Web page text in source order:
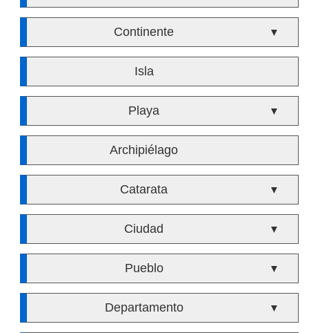
Continente ▼
Isla
Playa ▼
Archipiélago
Catarata ▼
Ciudad ▼
Pueblo ▼
Departamento ▼